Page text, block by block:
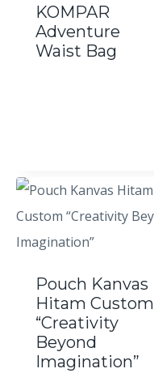
KOMPAR
Adventure
Waist Bag
Pouch Kanvas
Hitam Custom
“Creativity
Beyond
Imagination”